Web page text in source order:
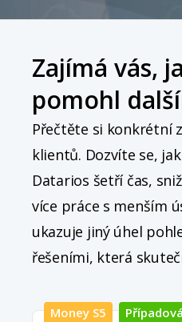
Zajímá vás,
pomohl
Přečtěte si konkrétní
klientů. Dozvíte se,
Datarios šetří čas,
více práce s menším
ukazuje jiný úhel
řešeními, která
Money S5